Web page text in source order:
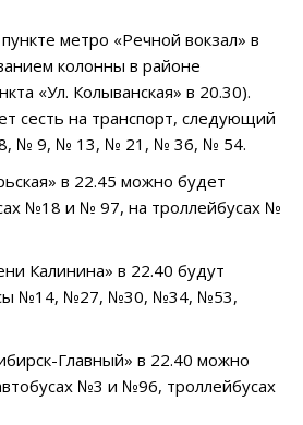
метро «Речной вокзал» в
колонны в районе
«Ул. Колыванская» в 20.30).
сесть на транспорт, следующий
№ 9, № 13, № 21, № 36, № 54.
в 22.45 можно будет
№18 и № 97, на троллейбусах №
Калинина» в 22.40 будут
№14, №27, №30, №34, №53,
Главный» в 22.40 можно
№3 и №96, троллейбусах